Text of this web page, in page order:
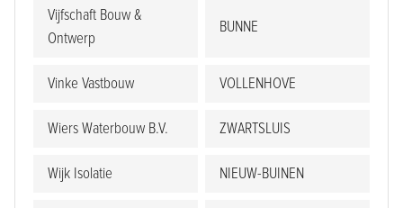
Vijfschaft Bouw &
Ontwerp
BUNNE
Vinke Vastbouw VOLLENHOVE
Wiers Waterbouw B.V. ZWARTSLUIS
Wijk Isolatie NIEUW-BUINEN